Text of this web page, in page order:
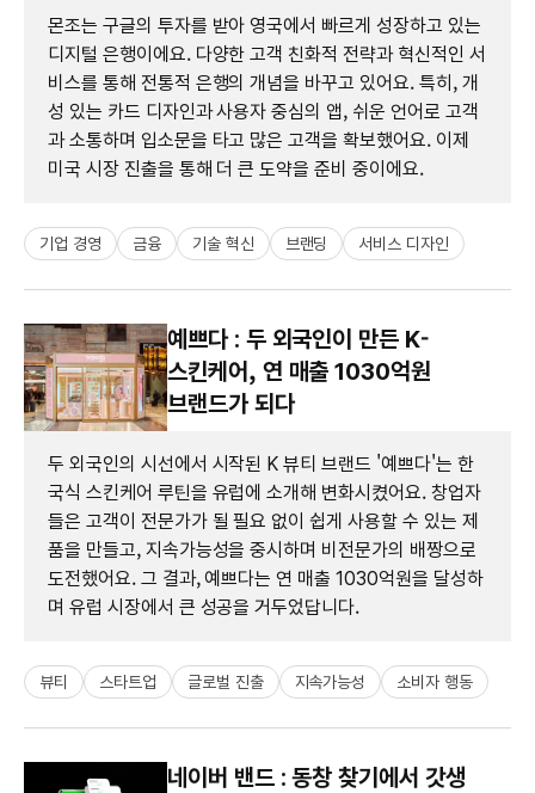
몬조는 구글의 투자를 받아 영국에서 빠르게 성장하고 있는
디지털 은행이에요. 다양한 고객 친화적 전략과 혁신적인 서
비스를 통해 전통적 은행의 개념을 바꾸고 있어요. 특히, 개
성 있는 카드 디자인과 사용자 중심의 앱, 쉬운 언어로 고객
과 소통하며 입소문을 타고 많은 고객을 확보했어요. 이제
미국 시장 진출을 통해 더 큰 도약을 준비 중이에요.
기업 경영 금융 기술 혁신 브랜딩 서비스 디자인
예쁘다 : 두 외국인이 만든 K-
스킨케어, 연 매출 1030억원
브랜드가 되다
두 외국인의 시선에서 시작된 K 뷰티 브랜드 '예쁘다'는 한
국식 스킨케어 루틴을 유럽에 소개해 변화시켰어요. 창업자
들은 고객이 전문가가 될 필요 없이 쉽게 사용할 수 있는 제
품을 만들고, 지속가능성을 중시하며 비전문가의 배짱으로
도전했어요. 그 결과, 예쁘다는 연 매출 1030억원을 달성하
며 유럽 시장에서 큰 성공을 거두었답니다.
뷰티 스타트업 글로벌 진출 지속가능성 소비자 행동
네이버 밴드 : 동창 찾기에서 갓생